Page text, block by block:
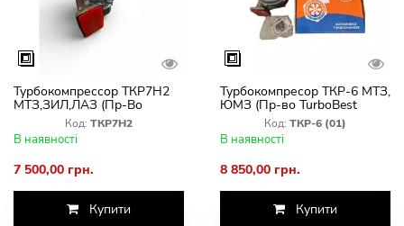
Турбокомпрессор ТКР7Н2
МТЗ,ЗИЛ,ЛАЗ (Пр-Во
TurboBest Польша)
Код: ТКР7Н2
В наявності
7 500,00 грн.
Купити
Турбокомпресор ТКР-6 МТЗ,
ЮМЗ (Пр-во TurboBest
Польща)Код: ТКР-6 (01)
В наявності
8 850,00 грн.
Купити